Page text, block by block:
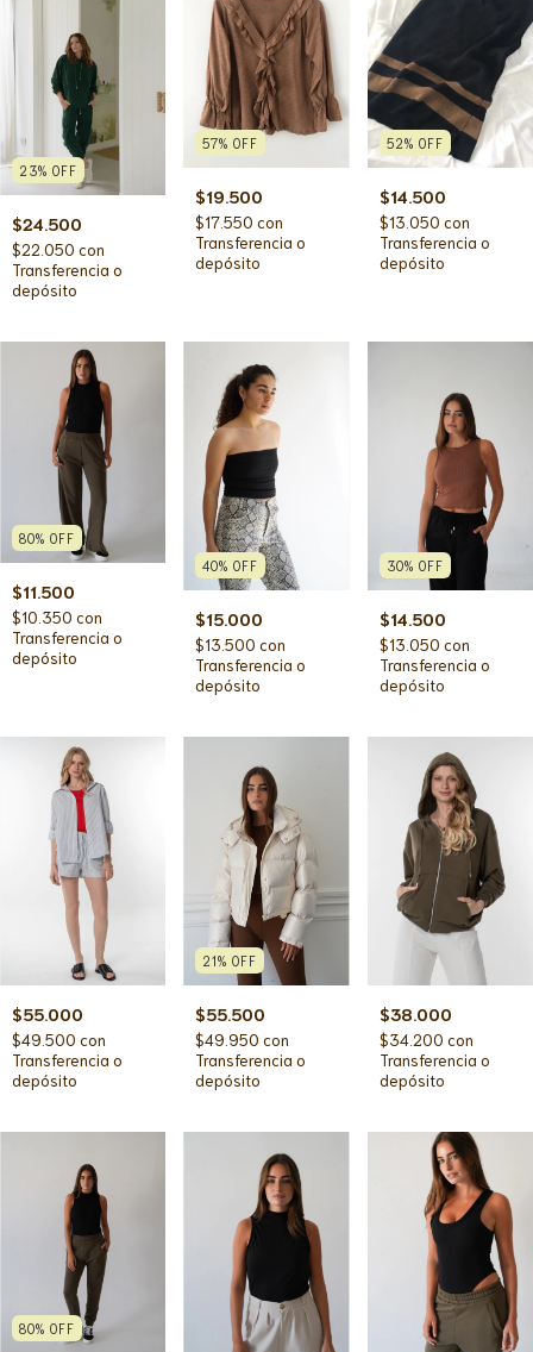
23% OFF
$24.500
$22.050 con
Transferencia o
depósito
57%OFF
$19.500
$17.550con
Transferencia o
depósito
52% OFF
$14.500
$13.050 con
Transferencia o
depósito
80% OFF
$11.500
$10.350 con
Transferencia o
depósito
40%OFF
$15.000
$13.500con
Transferencia o
depósito
30% OFF
$14.500
$13.050 con
Transferencia o
depósito
$55.000
$49.500 con
Transferencia o
depósito
21%OFF
$55.500
$49.950con
Transferencia o
depósito
$38.000
$34.200 con
Transferencia o
depósito
80% OFF